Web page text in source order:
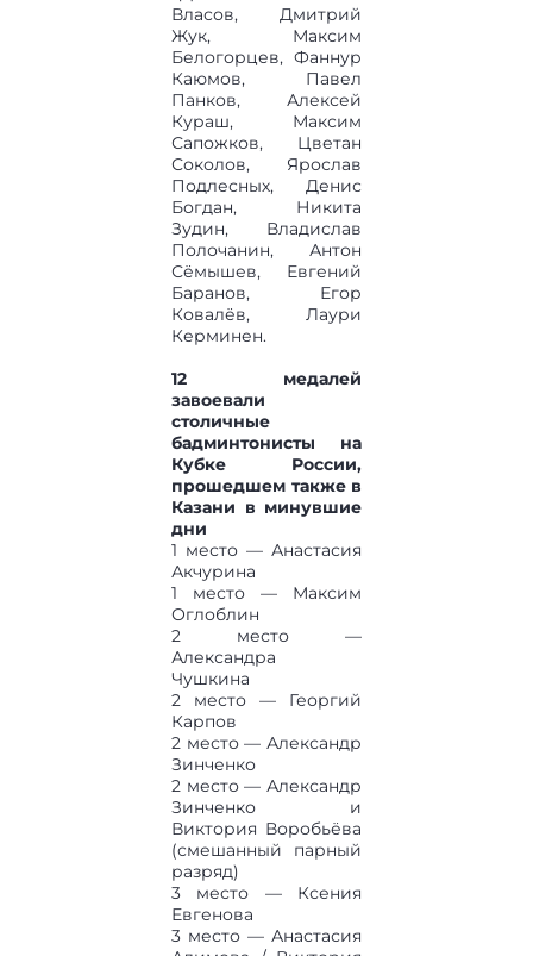
Власов, Дмитрий
Жук, Максим
Белогорцев, Фаннур
Каюмов, Павел
Панков, Алексей
Кураш, Максим
Сапожков, Цветан
Соколов, Ярослав
Подлесных, Денис
Богдан, Никита
Зудин, Владислав
Полочанин, Антон
Сёмышев, Евгений
Баранов, Егор
Ковалёв, Лаури
Керминен.
12 медалей
завоевали
столичные
бадминтонисты на
Кубке России,
прошедшем также в
Казани в минувшие
дни
1 место — Анастасия
Акчурина
1 место — Максим
Оглоблин
2 место —
Александра
Чушкина
2 место — Георгий
Карпов
2 место — Александр
Зинченко
2 место — Александр
Зинченко и
Виктория Воробьёва
(смешанный парный
разряд)
3 место — Ксения
Евгенова
3 место — Анастасия